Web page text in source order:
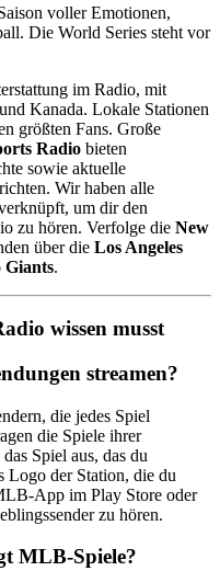
voller Emotionen,
Die World Series steht vor
im Radio, mit
Kanada. Lokale Stationen
größten Fans. Große
Radio bieten
sowie aktuelle
Wir haben alle
um dir den
zu hören. Verfolge die New
über die Los Angeles
Giants.
wissen musst
streamen?
die jedes Spiel
die Spiele ihrer
Spiel aus, das du
Logo der Station, die du
App im Play Store oder
zu hören.
MLB-Spiele?